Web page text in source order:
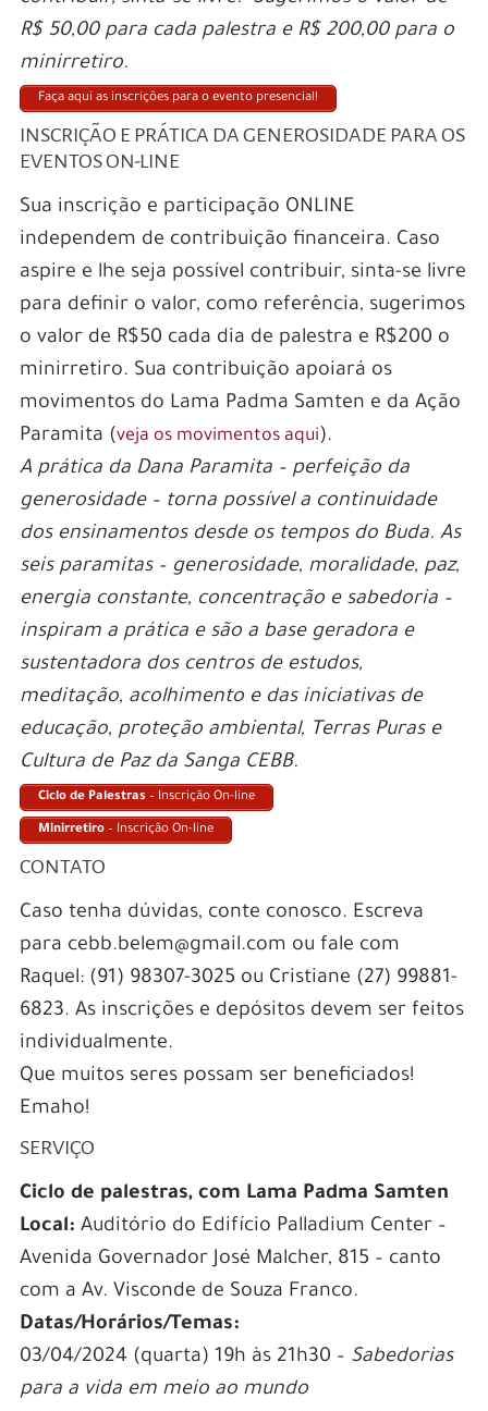
R$ 50,00 para cada palestra e R$ 200,00 para o
minirretiro.
Faça aqui as inscrições para o evento presencial!
INSCRIÇÃO E PRÁTICA DA GENEROSIDADE PARA OS
EVENTOS ON-LINE
Sua inscrição e participação ONLINE
independem de contribuição financeira. Caso
aspire e lhe seja possível contribuir, sinta-se livre
para definir o valor, como referência, sugerimos
o valor de R$50 cada dia de palestra e R$200 o
minirretiro. Sua contribuição apoiará os
movimentos do Lama Padma Samten e da Ação
Paramita (veja os movimentos aqui).
A prática da Dana Paramita – perfeição da
generosidade – torna possível a continuidade
dos ensinamentos desde os tempos do Buda. As
seis paramitas – generosidade, moralidade, paz,
energia constante, concentração e sabedoria –
inspiram a prática e são a base geradora e
sustentadora dos centros de estudos,
meditação, acolhimento e das iniciativas de
educação, proteção ambiental, Terras Puras e
Cultura de Paz da Sanga CEBB.
Ciclo de Palestras – Inscrição On-line
Minirretiro– Inscrição On-line
CONTATO
Caso tenha dúvidas, conte conosco. Escreva
para cebb.belem@gmail.com ou fale com
Raquel: (91) 98307-3025 ou Cristiane (27) 99881-
6823. As inscrições e depósitos devem ser feitos
individualmente.
Que muitos seres possam ser beneficiados!
Emaho!
SERVIÇO
Ciclo de palestras, com Lama Padma Samten
Local: Auditório do Edifício Palladium Center –
Avenida Governador José Malcher, 815 – canto
com a Av. Visconde de Souza Franco.
Datas/Horários/Temas:
03/04/2024 (quarta) 19h às 21h30 – Sabedorias
para a vida em meio ao mundo